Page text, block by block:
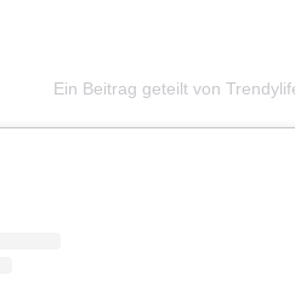
Ein Beitrag geteilt von